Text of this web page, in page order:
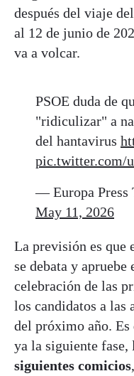
después del viaje
al 12 de junio de
va a volcar.
PSOE duda de
"ridiculizar" a
del hantavirus
pic.twitter.com/
— Europa Press
May 11, 2026
La previsión es que
se debata y apruebe
celebración de las
los candidatos a las
del próximo año. Es
ya la siguiente fase,
siguientes comicios